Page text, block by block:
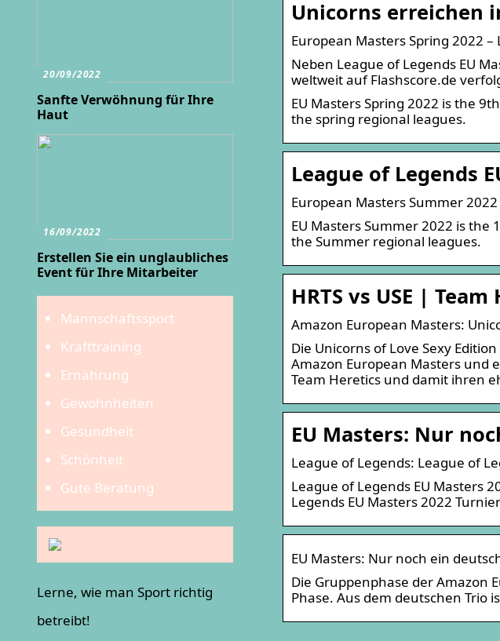
Unicorns erreichen
European Masters Spring 2022
Neben League of Legends EU
weltweit auf Flashscore.de
EU Masters Spring 2022 is the
the spring regional leagues.
League of Legends
European Masters Summer
EU Masters Summer 2022 is
the Summer regional leagues.
HRTS vs USE |
Amazon European Masters:
Die Unicorns of Love Sexy
Amazon European Masters und
Team Heretics und damit ihren
EU Masters: Nur
League of Legends: League of
League of Legends EU Masters
Legends EU Masters 2022
EU Masters: Nur noch ein
Die Gruppenphase der Amazon
Phase. Aus dem deutschen Trio
20/09/2022
Sanfte Verwöhnung für Ihre
Haut
16/09/2022
Erstellen Sie ein unglaubliches
Event für Ihre Mitarbeiter
Mannschaftssport
Krafttraining
Ernährung
Gewohnheiten
Gesundheit
Schönheit
Gute Beratung
Lerne, wie man Sport richtig
betreibt!